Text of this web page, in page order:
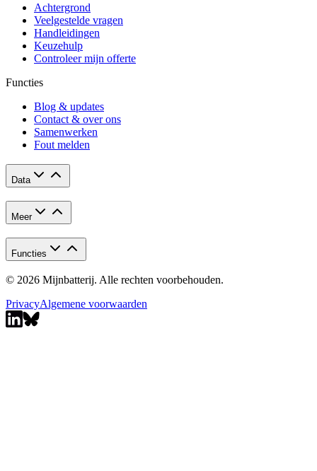
Achtergrond
Veelgestelde vragen
Handleidingen
Keuzehulp
Controleer mijn offerte
Functies
Blog & updates
Contact & over ons
Samenwerken
Fout melden
Data
Meer
Functies
© 2026 Mijnbatterij. Alle rechten voorbehouden.
PrivacyAlgemene voorwaarden